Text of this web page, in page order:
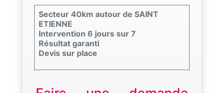
Secteur 40km autour de SAINT
ETIENNE
Intervention 6 jours sur 7
Résultat garanti
Devis sur place